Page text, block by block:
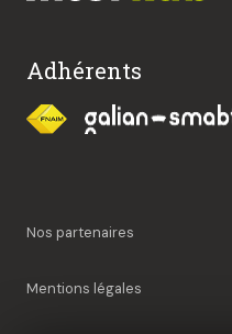
Adhérents
Nos partenaires
Mentions légales